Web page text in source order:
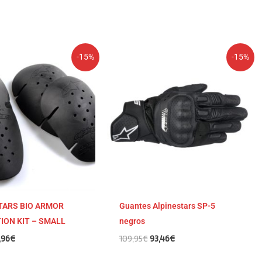
-15%
BIO ARMOR
KIT – SMALL
€
precio
actual
es:
33,96€.
-15%
Guantes Alpinestars SP-5
negros
109,95€
109,95€.
93,46€
es:
93,46€.